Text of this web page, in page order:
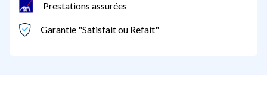
Prestations assurées
Garantie "Satisfait ou Refait"